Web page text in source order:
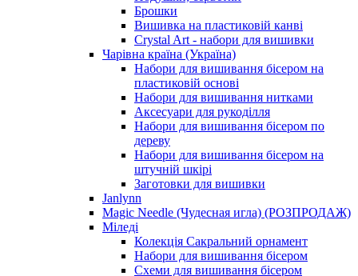
Брошки
Вишивка на пластиковій канві
Crystal Art - набори для вишивки
Чарівна країна (Україна)
Набори для вишивання бісером на
пластиковій основі
Набори для вишивання нитками
Аксесуари для рукоділля
Набори для вишивання бісером по
дереву
Набори для вишивання бісером на
штучній шкірі
Заготовки для вишивки
Janlynn
Magic Needle (Чудесная игла) (РОЗПРОДАЖ)
Міледі
Колекція Сакральний орнамент
Набори для вишивання бісером
Схеми для вишивання бісером